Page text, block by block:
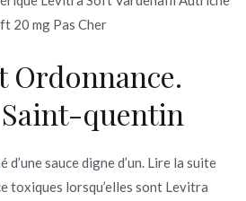
20 mg Pas Cher
Ordonnance.
quentin
d’une sauce digne d’un. Lire la suite
toxiques lorsqu’elles sont Levitra